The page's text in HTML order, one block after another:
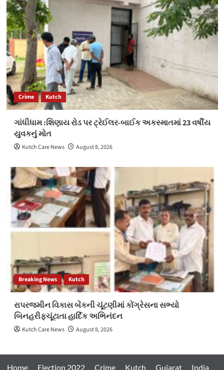
Crime Kutch
ગાંધીધામ :શિણાય રોડ પર ટ્રેઈલર-બાઈક અકસ્માતમાં 23 વર્ષીય
યુવકનું મોત
Kutch Care News August 8, 2026
Breaking News Kutch
રાપરજમીન વિકાસ બેંકની ચૂંટણીમાં કોંગ્રેસના સભ્યો
બિનહરીફચૂંટાતા હાર્દિક અભિનંદન
Kutch Care News August 8, 2026
Home Election 2022 Crime Kutch Gujarat India